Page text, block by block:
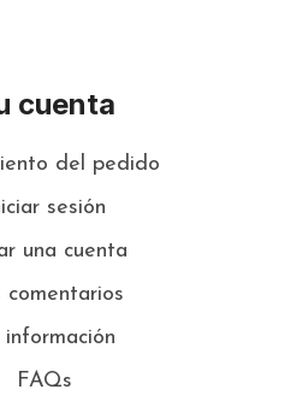
cuenta
del pedido
sesión
una cuenta
comentarios
información
FAQs